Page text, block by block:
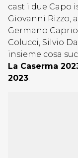
cast i due Capo
Giovanni Rizzo,
Germano
Colucci, Silvio
insieme cosa
La Caserma
2023.